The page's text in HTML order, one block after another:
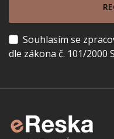
Souhlasím se
dle zákona č. 101/2000